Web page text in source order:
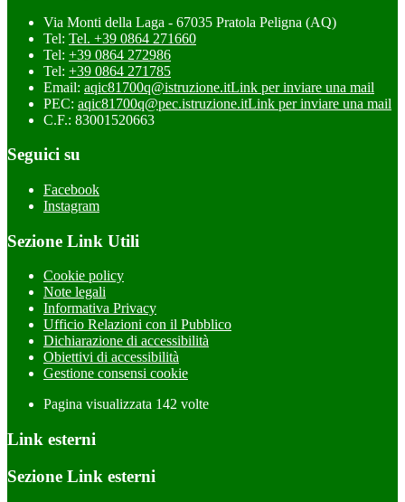
Via Monti della Laga - 67035 Pratola Peligna (AQ)
Tel: Tel. +39 0864 271660
Tel: +39 0864 272986
Tel: +39 0864 271785
Email: aqic81700q@istruzione.itLink per inviare una mail
PEC: aqic81700q@pec.istruzione.itLink per inviare una mail
C.F.: 83001520663
Seguici su
Facebook
Instagram
Sezione Link Utili
Cookie policy
Note legali
Informativa Privacy
Ufficio Relazioni con il Pubblico
Dichiarazione di accessibilità
Obiettivi di accessibilità
Gestione consensi cookie
Pagina visualizzata 142 volte
Link esterni
Sezione Link esterni